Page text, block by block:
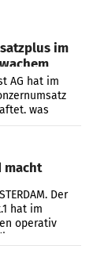
im
AG hat im
was
dem
macht
Der
hat im
operativ